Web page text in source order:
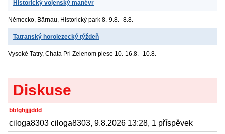
Historický vojenský manévr
Německo, Bärnau, Historický park 8.-9.8. 8.8.
Tatranský horolezecký týždeň
Vysoké Tatry, Chata Pri Zelenom plese 10.-16.8. 10.8.
Diskuse
bbfghjjjjddd
ciloga8303 ciloga8303, 9.8.2026 13:28, 1 příspěvek